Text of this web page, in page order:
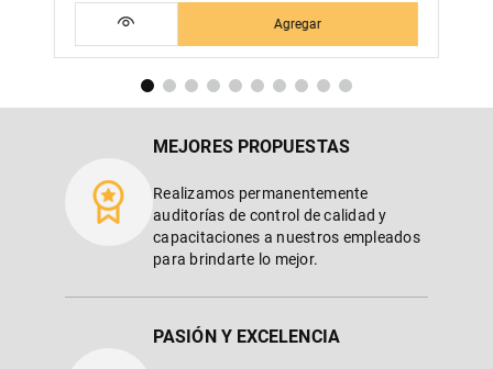
Agregar
MEJORES PROPUESTAS
Realizamos permanentemente
auditorías de control de calidad y
capacitaciones a nuestros empleados
para brindarte lo mejor.
PASIÓN Y EXCELENCIA